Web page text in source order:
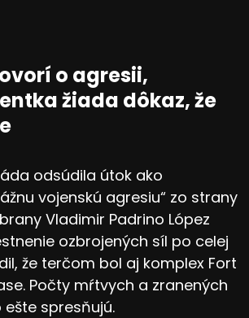
o agresii,
žiada dôkaz, že
odsúdila útok ako
vojenskú agresiu“ zo strany
Vladimir Padrino López
ozbrojených síl po celej
že terčom bol aj komplex Fort
Počty mŕtvych a zranených
spresňujú.